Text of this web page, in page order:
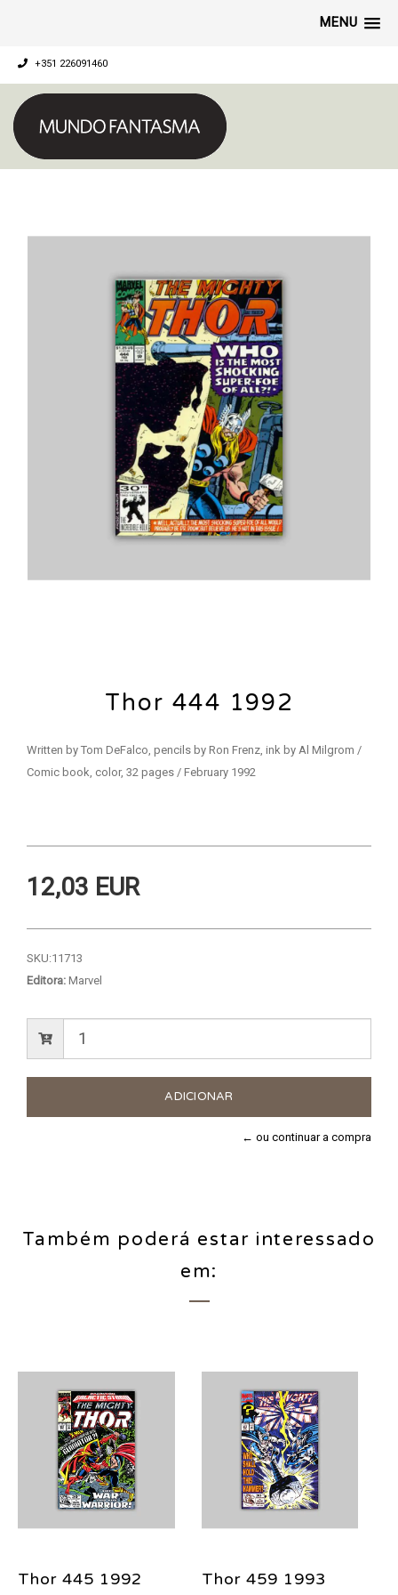
MENU
+351 226091460
Thor 444 1992
Written by Tom DeFalco, pencils by Ron Frenz, ink by Al Milgrom /
Comic book, color, 32 pages / February 1992
12,03 EUR
SKU:11713
Editora: Marvel
← ou continuar a compra
Também poderá estar interessado
em:
Thor 445 1992
Thor 459 1993